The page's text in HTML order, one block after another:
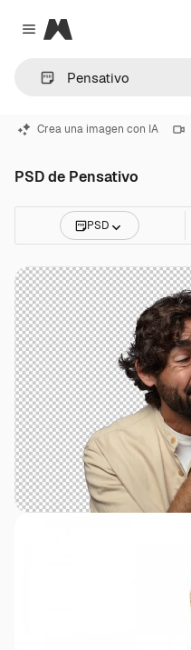
Close menu
Magnific
Crea una imagen con IA
PSD de Pensativo
PSD